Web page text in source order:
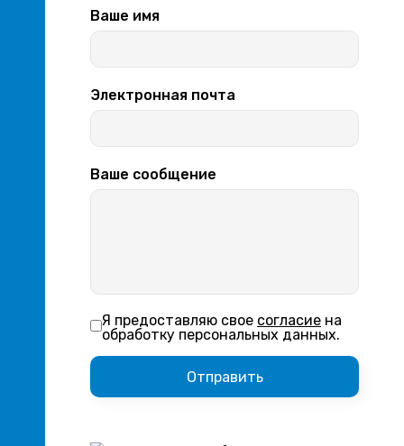
Ваше имя
Электронная почта
Ваше сообщение
Я предоставляю свое согласие на
обработку персональных данных.